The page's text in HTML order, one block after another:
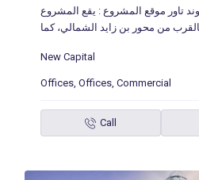
تاور موقع المشروع : يقع المشروع
New Capital
Offices,Offices,Commercial
Call